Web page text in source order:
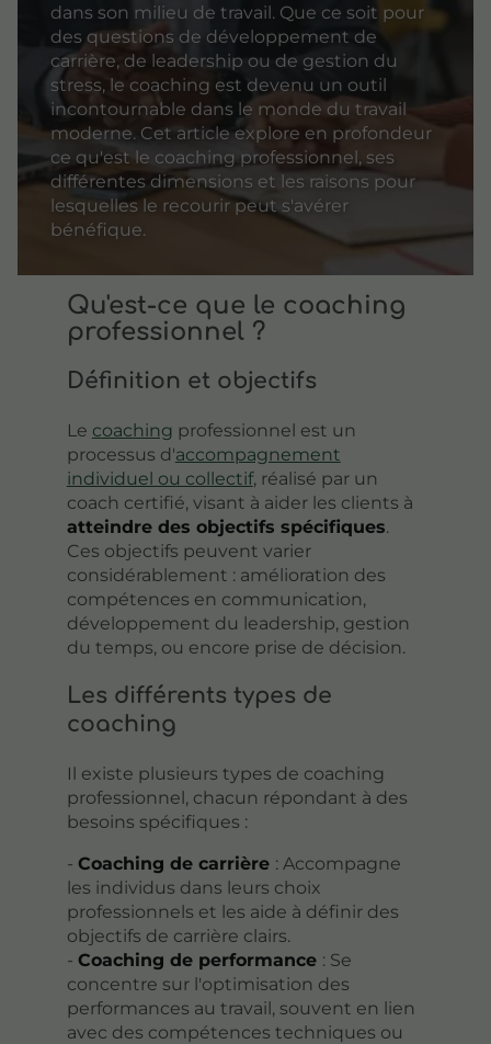
dans son milieu de travail. Que ce soit pour
des questions de développement de
carrière, de leadership ou de gestion du
stress, le coaching est devenu un outil
incontournable dans le monde du travail
moderne. Cet article explore en profondeur
ce qu'est le coaching professionnel, ses
différentes dimensions et les raisons pour
lesquelles le recourir peut s'avérer
bénéfique.
Qu'est-ce que le coaching
professionnel ?
Définition et objectifs
Le coaching professionnel est un
processus d'accompagnement
individuel ou collectif, réalisé par un
coach certifié, visant à aider les clients à
atteindre des objectifs spécifiques.
Ces objectifs peuvent varier
considérablement : amélioration des
compétences en communication,
développement du leadership, gestion
du temps, ou encore prise de décision.
Les différents types de
coaching
Il existe plusieurs types de coaching
professionnel, chacun répondant à des
besoins spécifiques :
- Coaching de carrière : Accompagne
les individus dans leurs choix
professionnels et les aide à définir des
objectifs de carrière clairs.
- Coaching de performance : Se
concentre sur l'optimisation des
performances au travail, souvent en lien
avec des compétences techniques ou